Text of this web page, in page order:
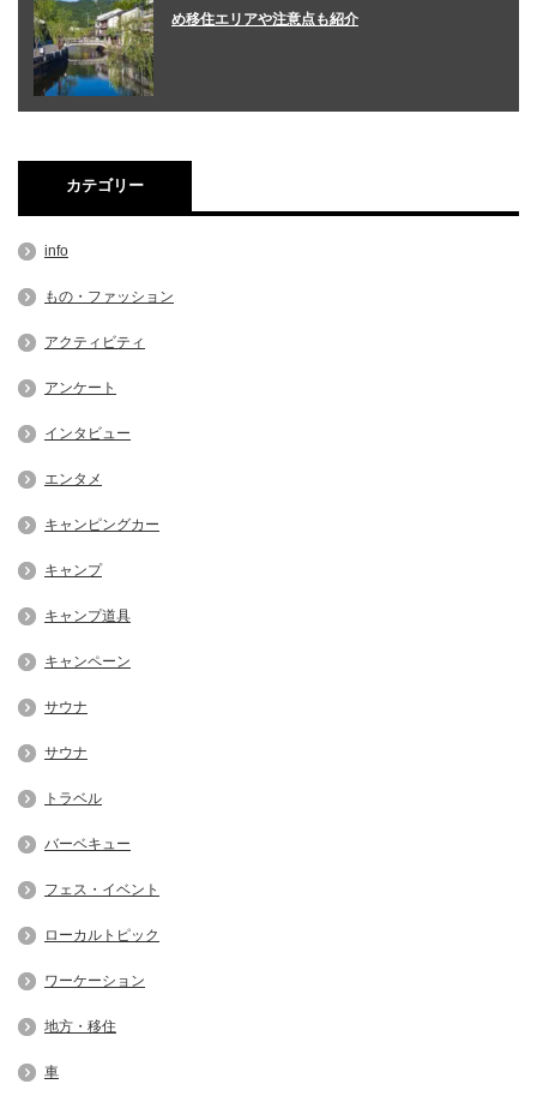
め移住エリアや注意点も紹介
カテゴリー
info
もの・ファッション
アクティビティ
アンケート
インタビュー
エンタメ
キャンピングカー
キャンプ
キャンプ道具
キャンペーン
サウナ
サウナ
トラベル
バーベキュー
フェス・イベント
ローカルトピック
ワーケーション
地方・移住
車